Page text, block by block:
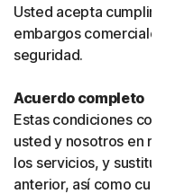
Usted acepta cumplir
embargos comerciales,
seguridad.
Acuerdo completo
Estas condiciones
usted y nosotros en
los servicios, y
anterior, así como